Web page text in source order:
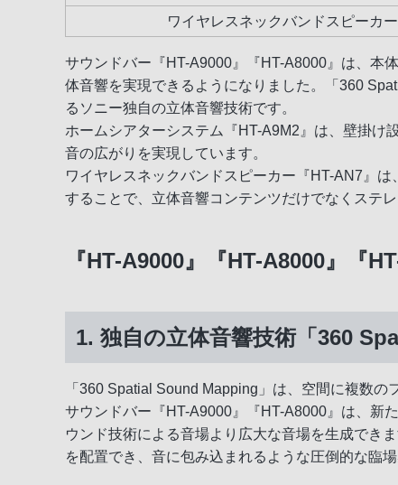
ワイヤレスネックバンドスピーカー
サウンドバー『HT-A9000』『HT-A8000』は、本
体音響を実現できるようになりました。「360
るソニー独自の立体音響技術です。
ホームシアターシステム『HT-A9M2』は、壁掛け
音の広がりを実現しています。
ワイヤレスネックバンドスピーカー『HT-AN7』
することで、立体音響コンテンツだけでなくステ
『HT-A9000』『HT-A8000』『
1. 独自の立体音響技術「360
「360 Spatial Sound Mapping」は、空間に複数
サウンドバー『HT-A9000』『HT-A8000』は、新
ウンド技術による音場より広大な音場を生成でき
を配置でき、音に包み込まれるような圧倒的な臨